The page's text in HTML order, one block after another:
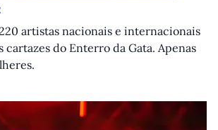
artistas nacionais e internacionais